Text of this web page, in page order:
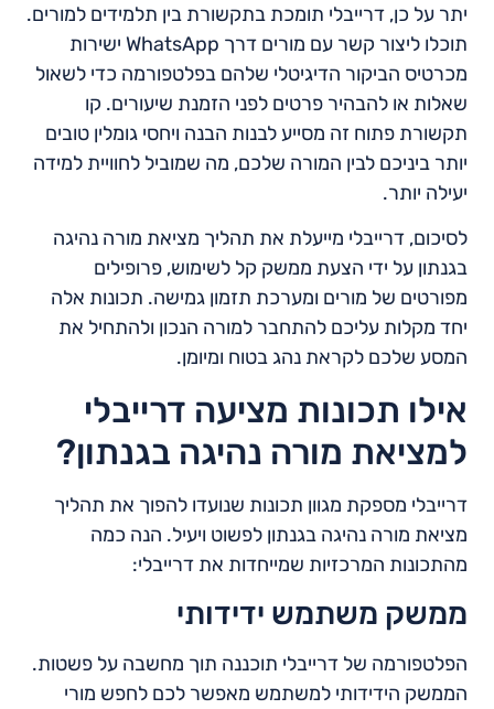
יתר על כן, דרייבלי תומכת בתקשורת בין תלמידים למורים.
תוכלו ליצור קשר עם מורים דרך WhatsApp ישירות
מכרטיס הביקור הדיגיטלי שלהם בפלטפורמה כדי לשאול
שאלות או להבהיר פרטים לפני הזמנת שיעורים. קו
תקשורת פתוח זה מסייע לבנות הבנה ויחסי גומלין טובים
יותר ביניכם לבין המורה שלכם, מה שמוביל לחוויית למידה
יעילה יותר.
לסיכום, דרייבלי מייעלת את תהליך מציאת מורה נהיגה
בגנתון על ידי הצעת ממשק קל לשימוש, פרופילים
מפורטים של מורים ומערכת תזמון גמישה. תכונות אלה
יחד מקלות עליכם להתחבר למורה הנכון ולהתחיל את
המסע שלכם לקראת נהג בטוח ומיומן.
אילו תכונות מציעה דרייבלי
למציאת מורה נהיגה בגנתון?
דרייבלי מספקת מגוון תכונות שנועדו להפוך את תהליך
מציאת מורה נהיגה בגנתון לפשוט ויעיל. הנה כמה
מהתכונות המרכזיות שמייחדות את דרייבלי:
ממשק משתמש ידידותי
הפלטפורמה של דרייבלי תוכננה תוך מחשבה על פשטות.
הממשק הידידותי למשתמש מאפשר לכם לחפש מורי